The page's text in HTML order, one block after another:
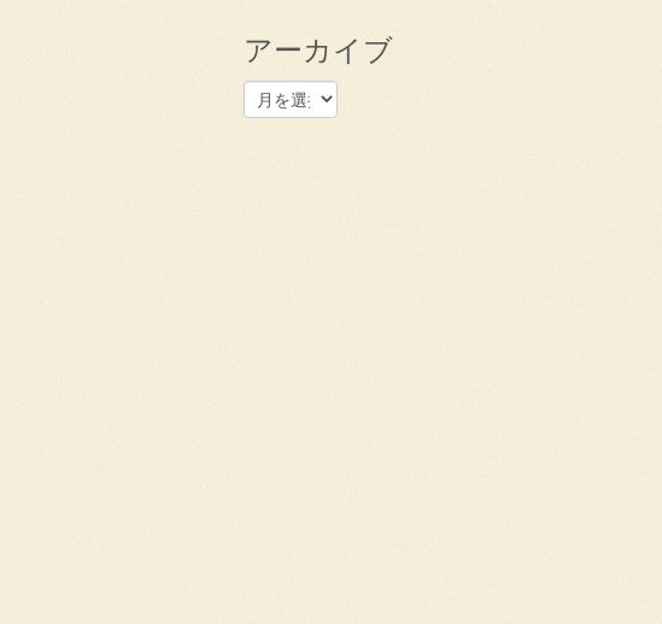
アーカイブ